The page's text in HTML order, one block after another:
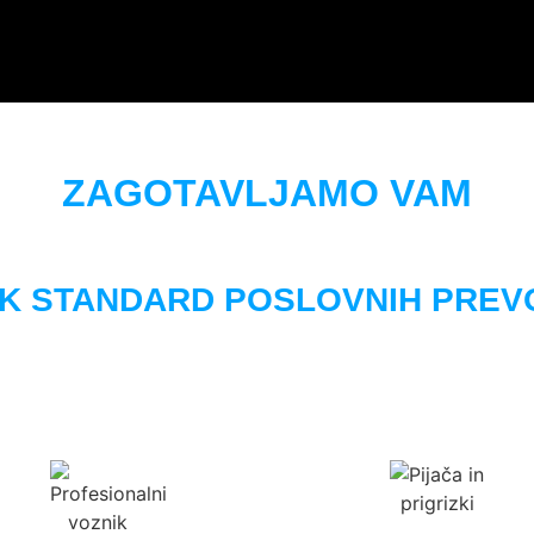
ZAGOTAVLJAMO VAM
STANDARD POSLOVNIH